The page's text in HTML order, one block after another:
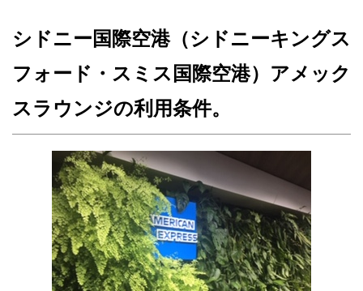
シドニー国際空港（シドニーキングス
フォード・スミス国際空港）アメック
スラウンジの利用条件。